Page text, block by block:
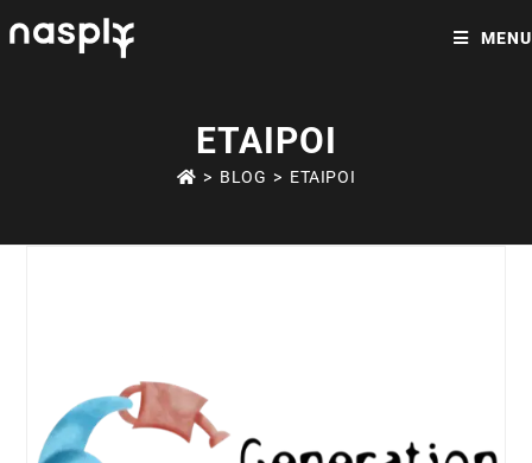
MENU
ΕΤΑΊΡΟΙ
> BLOG > ΕΤΑΊΡΟΙ